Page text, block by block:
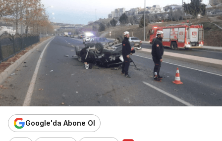
Google'da Abone Ol